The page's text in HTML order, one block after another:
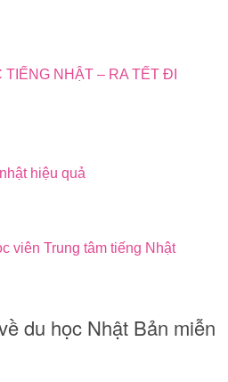
NHẬT – RA TẾT ĐI
hiệu quả
viên Trung tâm tiếng Nhật
du học Nhật Bản miễn